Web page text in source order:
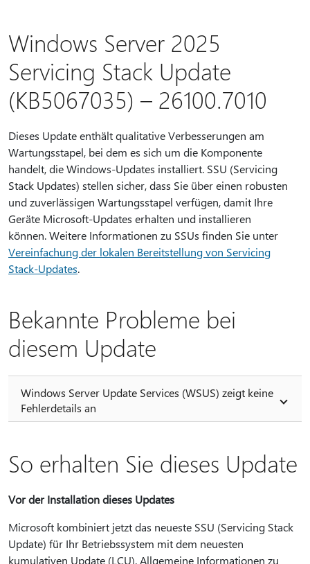
Windows Server 2025
Servicing Stack Update
(KB5067035) – 26100.7010
Dieses Update enthält qualitative Verbesserungen am
Wartungsstapel, bei dem es sich um die Komponente
handelt, die Windows-Updates installiert. SSU (Servicing
Stack Updates) stellen sicher, dass Sie über einen robusten
und zuverlässigen Wartungsstapel verfügen, damit Ihre
Geräte Microsoft-Updates erhalten und installieren
können. Weitere Informationen zu SSUs finden Sie unter
Vereinfachung der lokalen Bereitstellung von Servicing
Stack-Updates.
Bekannte Probleme bei
diesem Update
Windows Server Update Services (WSUS) zeigt keine
Fehlerdetails an
So erhalten Sie dieses Update
Vor der Installation dieses Updates
Microsoft kombiniert jetzt das neueste SSU (Servicing Stack
Update) für Ihr Betriebssystem mit dem neuesten
kumulativen Update (LCU). Allgemeine Informationen zu